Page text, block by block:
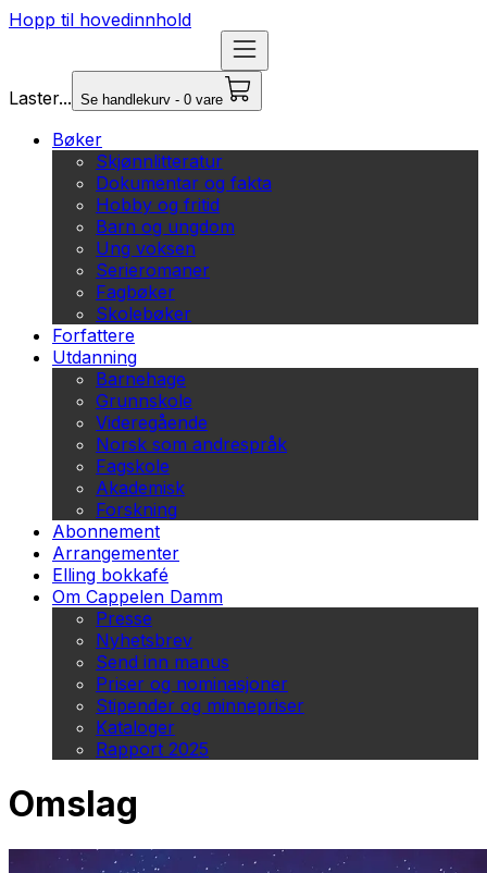
Hopp til hovedinnhold
Laster... Se handlekurv - 0 vare
Bøker
Skjønnlitteratur
Dokumentar og fakta
Hobby og fritid
Barn og ungdom
Ung voksen
Serieromaner
Fagbøker
Skolebøker
Forfattere
Utdanning
Barnehage
Grunnskole
Videregående
Norsk som andrespråk
Fagskole
Akademisk
Forskning
Abonnement
Arrangementer
Elling bokkafé
Om Cappelen Damm
Presse
Nyhetsbrev
Send inn manus
Priser og nominasjoner
Stipender og minnepriser
Kataloger
Rapport 2025
Omslag